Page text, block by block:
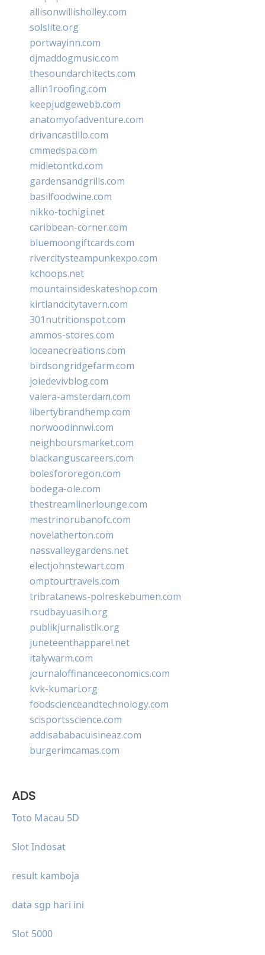
allisonwillisholley.com
solslite.org
portwayinn.com
djmaddogmusic.com
thesoundarchitects.com
allin1roofing.com
keepjudgewebb.com
anatomyofadventure.com
drivancastillo.com
cmmedspa.com
midletontkd.com
gardensandgrills.com
basilfoodwine.com
nikko-tochigi.net
caribbean-corner.com
bluemoongiftcards.com
rivercitysteampunkexpo.com
kchoops.net
mountainsideskateshop.com
kirtlandcitytavern.com
301nutritionspot.com
ammos-stores.com
loceanecreations.com
birdsongridgefarm.com
joiedevivblog.com
valera-amsterdam.com
libertybrandhemp.com
norwoodinnwi.com
neighboursmarket.com
blackanguscareers.com
bolesfororegon.com
bodega-ole.com
thestreamlinerlounge.com
mestrinorubanofc.com
novelatherton.com
nassvalleygardens.net
electjohnstewart.com
omptourtravels.com
tribratanews-polreskebumen.com
rsudbayuasih.org
publikjurnalistik.org
juneteenthapparel.net
italywarm.com
journaloffinanceeconomics.com
kvk-kumari.org
foodscienceandtechnology.com
scisportsscience.com
addisababacuisineaz.com
burgerimcamas.com
ADS
Toto Macau 5D
Slot Indosat
result kamboja
data sgp hari ini
Slot 5000